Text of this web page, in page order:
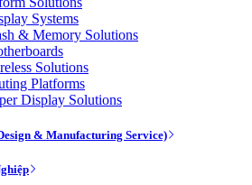
Systems
& Memory Solutions
Solutions
Platforms
Display Solutions
& Manufacturing Service)